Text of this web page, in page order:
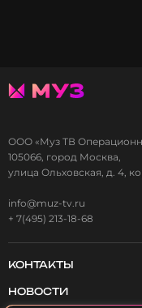
ООО «Муз ТВ
105066, город Москва,
улица Ольховская, д. 4,
info@muz-tv.ru
+ 7(495) 213-18-68
КОНТАКТЫ
НОВОСТИ